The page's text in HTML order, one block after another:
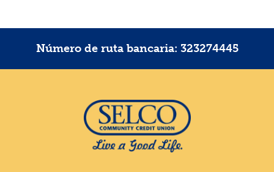
Número de ruta bancaria: 323274445